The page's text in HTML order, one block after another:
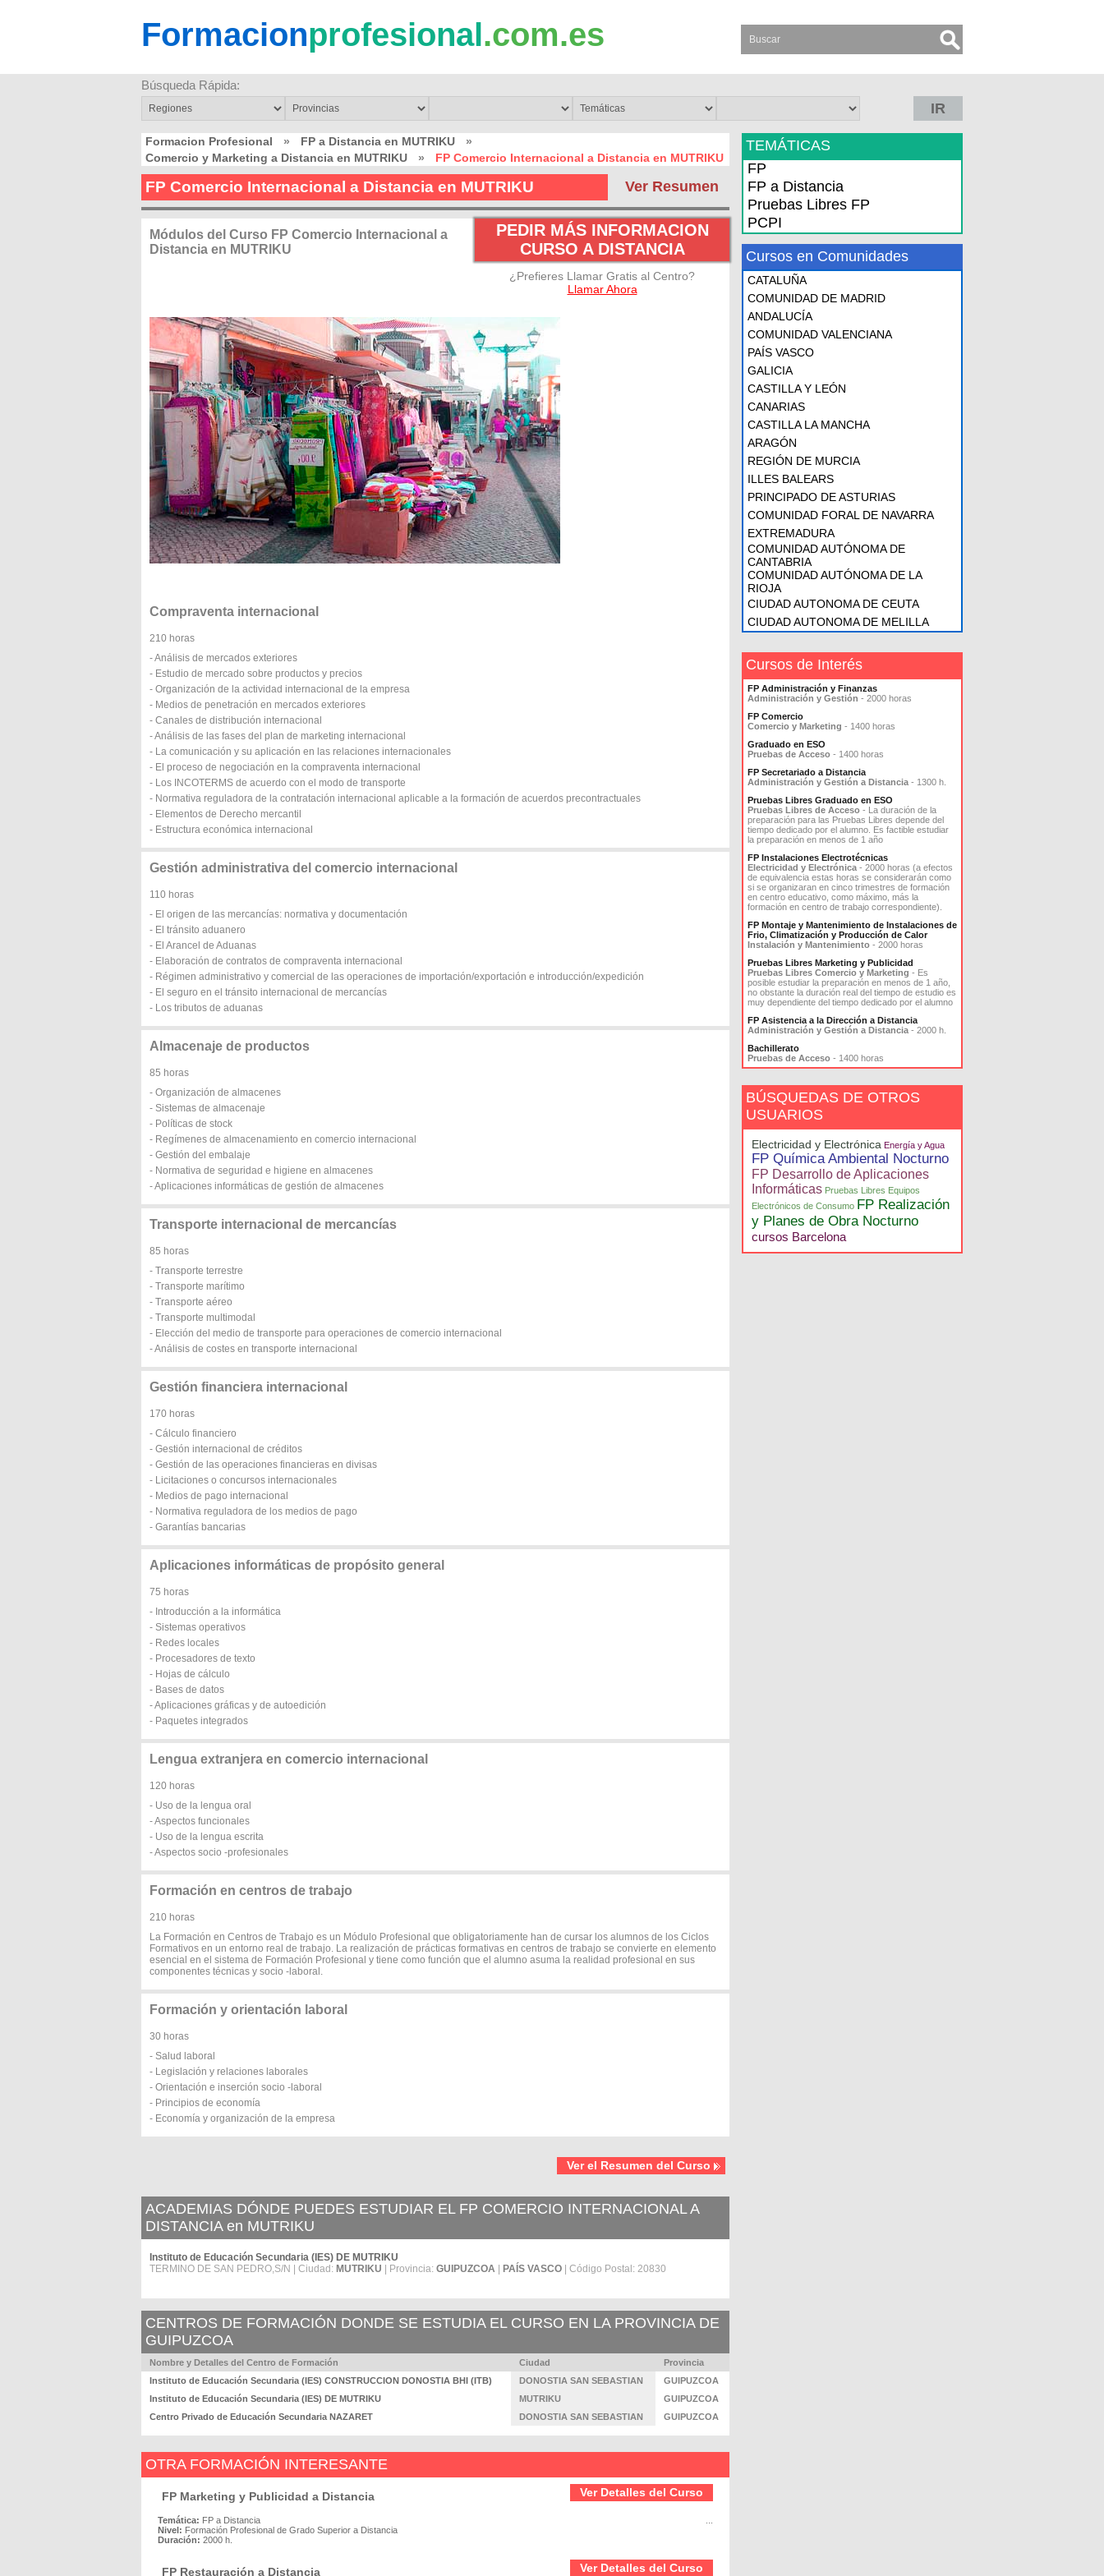
Formacionprofesional.com.es
Búsqueda Rápida:
IR
Formacion Profesional » FP a Distancia en MUTRIKU
»
Comercio y Marketing a Distancia en MUTRIKU
» FP Comercio Internacional a Distancia en MUTRIKU
Ver Resumen
FP Comercio Internacional a Distancia en MUTRIKU
PEDIR MÁS INFORMACION
CURSO A DISTANCIA
¿Prefieres Llamar Gratis al Centro?
Llamar Ahora
Módulos del Curso FP Comercio Internacional a
Distancia en MUTRIKU
Compraventa internacional
210 horas
- Análisis de mercados exteriores
- Estudio de mercado sobre productos y precios
- Organización de la actividad internacional de la empresa
- Medios de penetración en mercados exteriores
- Canales de distribución internacional
- Análisis de las fases del plan de marketing internacional
- La comunicación y su aplicación en las relaciones internacionales
- El proceso de negociación en la compraventa internacional
- Los INCOTERMS de acuerdo con el modo de transporte
- Normativa reguladora de la contratación internacional aplicable a la formación de acuerdos precontractuales
- Elementos de Derecho mercantil
- Estructura económica internacional
Gestión administrativa del comercio internacional
110 horas
- El origen de las mercancías: normativa y documentación
- El tránsito aduanero
- El Arancel de Aduanas
- Elaboración de contratos de compraventa internacional
- Régimen administrativo y comercial de las operaciones de importación/exportación e introducción/expedición
- El seguro en el tránsito internacional de mercancías
- Los tributos de aduanas
Almacenaje de productos
85 horas
- Organización de almacenes
- Sistemas de almacenaje
- Políticas de stock
- Regímenes de almacenamiento en comercio internacional
- Gestión del embalaje
- Normativa de seguridad e higiene en almacenes
- Aplicaciones informáticas de gestión de almacenes
Transporte internacional de mercancías
85 horas
- Transporte terrestre
- Transporte marítimo
- Transporte aéreo
- Transporte multimodal
- Elección del medio de transporte para operaciones de comercio internacional
- Análisis de costes en transporte internacional
Gestión financiera internacional
170 horas
- Cálculo financiero
- Gestión internacional de créditos
- Gestión de las operaciones financieras en divisas
- Licitaciones o concursos internacionales
- Medios de pago internacional
- Normativa reguladora de los medios de pago
- Garantías bancarias
Aplicaciones informáticas de propósito general
75 horas
- Introducción a la informática
- Sistemas operativos
- Redes locales
- Procesadores de texto
- Hojas de cálculo
- Bases de datos
- Aplicaciones gráficas y de autoedición
- Paquetes integrados
Lengua extranjera en comercio internacional
120 horas
- Uso de la lengua oral
- Aspectos funcionales
- Uso de la lengua escrita
- Aspectos socio -profesionales
Formación en centros de trabajo
210 horas
La Formación en Centros de Trabajo es un Módulo Profesional que obligatoriamente han de cursar los alumnos de los Ciclos
Formativos en un entorno real de trabajo. La realización de prácticas formativas en centros de trabajo se convierte en elemento
esencial en el sistema de Formación Profesional y tiene como función que el alumno asuma la realidad profesional en sus
componentes técnicas y socio -laboral.
Formación y orientación laboral
30 horas
- Salud laboral
- Legislación y relaciones laborales
- Orientación e inserción socio -laboral
- Principios de economía
- Economía y organización de la empresa
Ver el Resumen del Curso
ACADEMIAS DÓNDE PUEDES ESTUDIAR EL FP COMERCIO INTERNACIONAL A
DISTANCIA en MUTRIKU
Instituto de Educación Secundaria (IES) DE MUTRIKU
TERMINO DE SAN PEDRO,S/N | Ciudad: MUTRIKU | Provincia: GUIPUZCOA PAÍS VASCO | Código Postal: 20830
CENTROS DE FORMACIÓN DONDE SE ESTUDIA EL CURSO EN LA PROVINCIA DE
GUIPUZCOA
Nombre y Detalles del Centro de Formación Ciudad
Provincia
Instituto de Educación Secundaria (IES) CONSTRUCCION DONOSTIA BHI (ITB)
DONOSTIA SAN SEBASTIAN
GUIPUZCOA
Instituto de Educación Secundaria (IES) DE MUTRIKU
MUTRIKU
GUIPUZCOA
Centro Privado de Educación Secundaria NAZARET
DONOSTIA SAN SEBASTIAN GUIPUZCOA
OTRA FORMACIÓN INTERESANTE
Ver Detalles del Curso
FP Marketing y Publicidad a Distancia
Temática: FP a Distancia
Nivel: Formación Profesional de Grado Superior a Distancia
Duración: 2000 h.
Ver Detalles del Curso
FP Restauración a Distancia
TEMÁTICAS
FP
FP a Distancia
Pruebas Libres FP
PCPI
Cursos en Comunidades
CATALUÑA
COMUNIDAD DE MADRID
ANDALUCÍA
COMUNIDAD VALENCIANA
PAÍS VASCO
GALICIA
CASTILLA Y LEÓN
CANARIAS
CASTILLA LA MANCHA
ARAGÓN
REGIÓN DE MURCIA
ILLES BALEARS
PRINCIPADO DE ASTURIAS
COMUNIDAD FORAL DE NAVARRA
EXTREMADURA
COMUNIDAD AUTÓNOMA DE
CANTABRIA
COMUNIDAD AUTÓNOMA DE LA
RIOJA
CIUDAD AUTONOMA DE CEUTA
CIUDAD AUTONOMA DE MELILLA
Cursos de Interés
FP Administración y Finanzas
Administración y Gestión - 2000 horas
FP Comercio
Comercio y Marketing - 1400 horas
Graduado en ESO
Pruebas de Acceso - 1400 horas
FP Secretariado a Distancia
Administración y Gestión a Distancia - 1300 h.
Pruebas Libres Graduado en ESO
Pruebas Libres de Acceso - La duración de la
preparación para las Pruebas Libres depende del
tiempo dedicado por el alumno. Es factible estudiar
la preparación en menos de 1 año
FP Instalaciones Electrotécnicas
Electricidad y Electrónica - 2000 horas (a efectos
de equivalencia estas horas se considerarán como
si se organizaran en cinco trimestres de formación
en centro educativo, como máximo, más la
formación en centro de trabajo correspondiente).
FP Montaje y Mantenimiento de Instalaciones de
Frio, Climatización y Producción de Calor
Instalación y Mantenimiento - 2000 horas
Pruebas Libres Marketing y Publicidad
Pruebas Libres Comercio y Marketing - Es
posible estudiar la preparación en menos de 1 año,
no obstante la duración real del tiempo de estudio es
muy dependiente del tiempo dedicado por el alumno
FP Asistencia a la Dirección a Distancia
Administración y Gestión a Distancia - 2000 h.
Bachillerato
Pruebas de Acceso - 1400 horas
BÚSQUEDAS DE OTROS
USUARIOS
Electricidad y Electrónica Energía y Agua
FP Química Ambiental Nocturno
FP Desarrollo de Aplicaciones
Informáticas Pruebas Libres Equipos
Electrónicos de Consumo FP Realización
y Planes de Obra Nocturno
cursos Barcelona